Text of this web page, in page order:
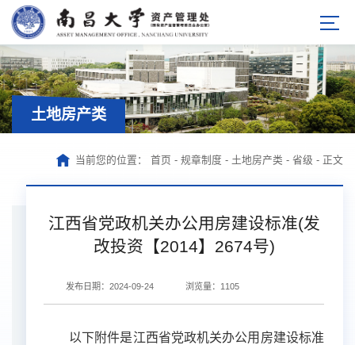
土地房产类
当前您的位置： 首页 - 规章制度 - 土地房产类 - 省级 - 正文
江西省党政机关办公用房建设标准(发
改投资【2014】2674号)
发布日期：2024-09-24 浏览量： 1105
以下附件是江西省党政机关办公用房建设标准